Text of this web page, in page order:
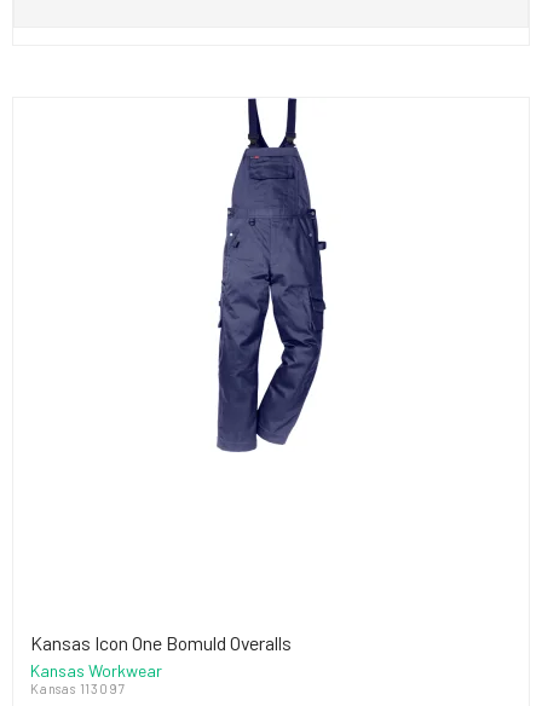
Kansas Icon One Bomuld Overalls
Kansas Workwear
Kansas 113097